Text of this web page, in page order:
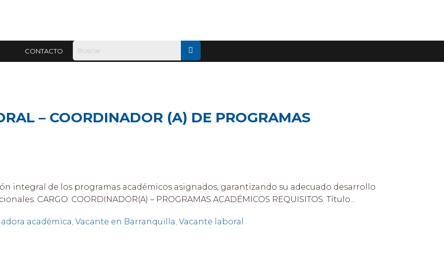
CONTACTO
– COORDINADOR (A) DE PROGRAMAS
integral de los programas académicos asignados, garantizando su adecuado desarrollo
CARGO: COORDINADOR(A) – PROGRAMAS ACADÉMICOS REQUISITOS: Título...
académica, Vacante en Barranquilla, Vacante laboral